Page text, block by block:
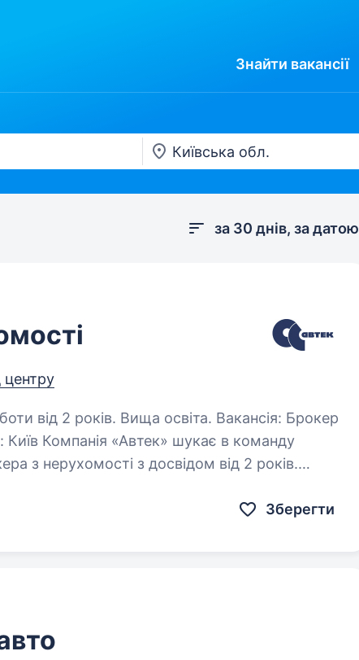
Знайти вакансії
за 30 днів, за датою
центру
років. Вища освіта. Вакансія: Брокер
Київ Компанія «Автек» шукає в команду
з нерухомості з досвідом від 2 років.
Зберегти